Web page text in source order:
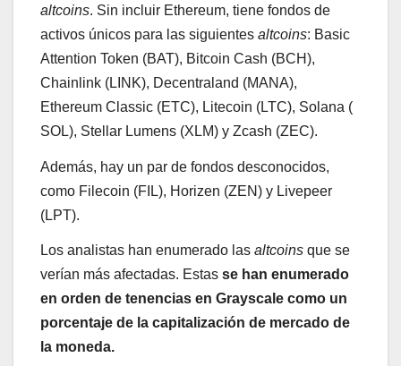
altcoins. Sin incluir Ethereum, tiene fondos de
activos únicos para las siguientes altcoins: Basic
Attention Token (BAT), Bitcoin Cash (BCH),
Chainlink (LINK), Decentraland (MANA),
Ethereum Classic (ETC), Litecoin (LTC), Solana (
SOL), Stellar Lumens (XLM) y Zcash (ZEC).
Además, hay un par de fondos desconocidos,
como Filecoin (FIL), Horizen (ZEN) y Livepeer
(LPT).
Los analistas han enumerado las altcoins que se
verían más afectadas. Estas se han enumerado
en orden de tenencias en Grayscale como un
porcentaje de la capitalización de mercado de
la moneda.